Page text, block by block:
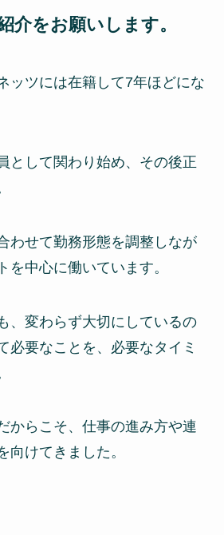
介をお願いします。
ッツには在籍して7年ほどにな
として関わり始め、その後正
わせて勤務形態を調整しなが
を中心に働いています。
、変わらず大切にしているの
必要なことを、必要なタイミ
からこそ、仕事の進み方や連
向けてきました。